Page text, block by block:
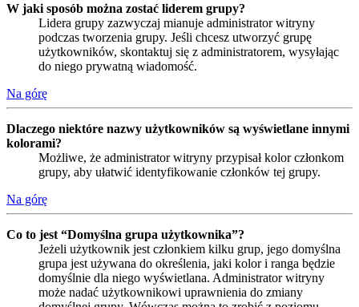
W jaki sposób można zostać liderem grupy?
Lidera grupy zazwyczaj mianuje administrator witryny
podczas tworzenia grupy. Jeśli chcesz utworzyć grupę
użytkowników, skontaktuj się z administratorem, wysyłając
do niego prywatną wiadomość.
Na górę
Dlaczego niektóre nazwy użytkowników są wyświetlane innymi
kolorami?
Możliwe, że administrator witryny przypisał kolor członkom
grupy, aby ułatwić identyfikowanie członków tej grupy.
Na górę
Co to jest “Domyślna grupa użytkownika”?
Jeżeli użytkownik jest członkiem kilku grup, jego domyślna
grupa jest używana do określenia, jaki kolor i ranga będzie
domyślnie dla niego wyświetlana. Administrator witryny
może nadać użytkownikowi uprawnienia do zmiany